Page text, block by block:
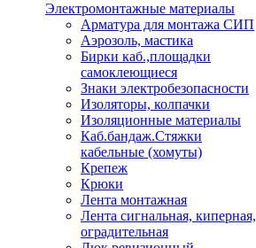
Электромонтажные материалы
Арматура для монтажа СИП
Аэрозоль, мастика
Бирки каб.,площадки
самоклеющиеся
Знаки электробезопасности
Изоляторы, колпачки
Изоляционные материалы
Каб.бандаж.Стяжки
кабельные (хомуты)
Крепеж
Крюки
Лента монтажная
Лента сигнальная, киперная,
оградительная